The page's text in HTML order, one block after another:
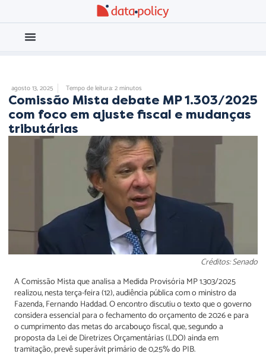
agosto 13, 2025 Tempo de leitura: 2 minutos
Comissão Mista debate MP 1.303/2025
com foco em ajuste fiscal e mudanças
tributárias
Créditos: Senado
A Comissão Mista que analisa a Medida Provisória MP 1.303/2025
realizou, nesta terça-feira (12), audiência pública com o ministro da
Fazenda, Fernando Haddad. O encontro discutiu o texto que o governo
considera essencial para o fechamento do orçamento de 2026 e para
o cumprimento das metas do arcabouço fiscal, que, segundo a
proposta da Lei de Diretrizes Orçamentárias (LDO) ainda em
tramitação, prevê superávit primário de 0,25% do PIB.